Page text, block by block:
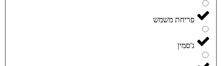
פריחת משמש
ג'סמין